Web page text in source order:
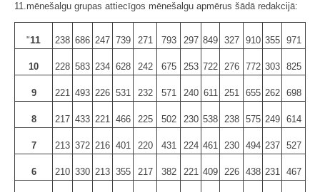
11.mēnešalgu grupas attiecīgos mēnešalgu apmērus šādā redakcijā:
"11 238 686 247 739 271 793 297 849 327 910 355 971
10 228 583 234 628 242 675 253 722 276 772 303 825
9 221 493 226 531 232 571 240 611 251 655 262 698
8 217 433 221 466 225 502 230 538 238 575 249 614
7 213 372 216 401 220 431 224 461 230 494 237 527
6 210 330 213 355 217 382 221 409 226 438 231 467